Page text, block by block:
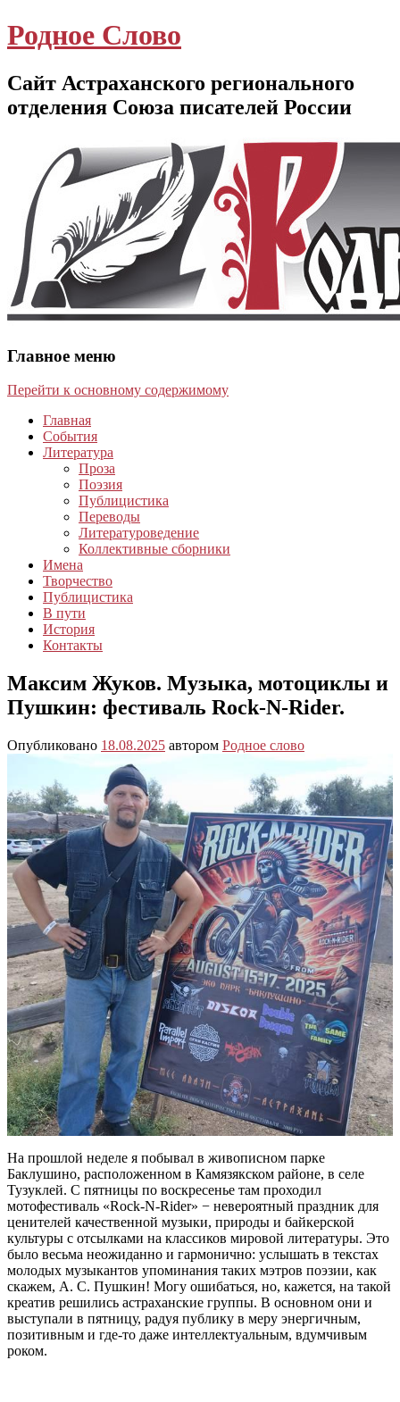
Родное Слово
Сайт Астраханского регионального
отделения Союза писателей России
Главное меню
Перейти к основному содержимому
Главная
События
Литература
Проза
Поэзия
Публицистика
Переводы
Литературоведение
Коллективные сборники
Имена
Творчество
Публицистика
В пути
История
Контакты
Максим Жуков. Музыка, мотоциклы и
Пушкин: фестиваль Rock-N-Rider.
Опубликовано 18.08.2025 автором Родное слово
На прошлой неделе я побывал в живописном парке
Баклушино, расположенном в Камязякском районе, в селе
Тузуклей. С пятницы по воскресенье там проходил
мотофестиваль «Rock-N-Rider» − невероятный праздник для
ценителей качественной музыки, природы и байкерской
культуры с отсылками на классиков мировой литературы. Это
было весьма неожиданно и гармонично: услышать в текстах
молодых музыкантов упоминания таких мэтров поэзии, как
скажем, А. С. Пушкин! Могу ошибаться, но, кажется, на такой
креатив решились астраханские группы. В основном они и
выступали в пятницу, радуя публику в меру энергичным,
позитивным и где-то даже интеллектуальным, вдумчивым
роком.